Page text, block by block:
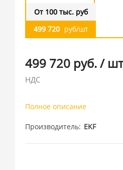
От 100 тыс. руб
499 720 руб/шт
499 720 руб./
НДС
Полное описание
Производитель EKF